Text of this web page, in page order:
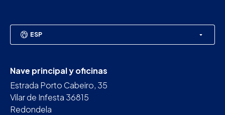
ESP
Nave principal y oficinas
Estrada Porto Cabeiro, 35
Vilar de Infesta 36815
Redondela